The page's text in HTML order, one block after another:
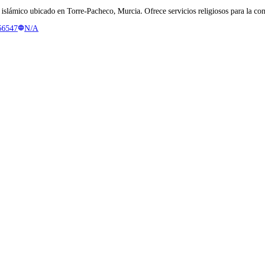
ubicado en Torre-Pacheco, Murcia. Ofrece servicios religiosos para la
N/A